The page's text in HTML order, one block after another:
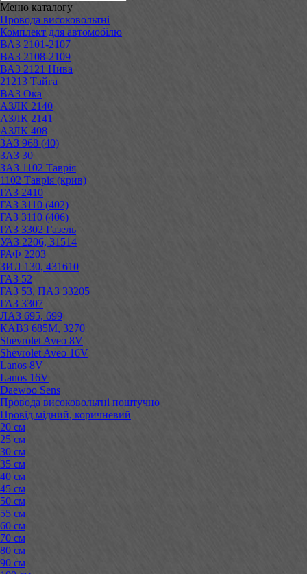
Меню каталогу
Провода високовольтні
Комплект для автомобілю
ВАЗ 2101-2107
ВАЗ 2108-2109
ВАЗ 2121 Нива
21213 Тайга
ВАЗ Ока
АЗЛК 2140
АЗЛК 2141
АЗЛК 408
ЗАЗ 968 (40)
ЗАЗ 30
ЗАЗ 1102 Таврія
1102 Таврія (крив)
ГАЗ 2410
ГАЗ 3110 (402)
ГАЗ 3110 (406)
ГАЗ 3302 Газель
УАЗ 2206, 31514
РАФ 2203
ЗИЛ 130, 431610
ГАЗ 52
ГАЗ 53, ПАЗ 33205
ГАЗ 3307
ЛАЗ 695, 699
КАВЗ 685М, 3270
Shevrolet Aveo 8V
Shevrolet Aveo 16V
Lanos 8V
Lanos 16V
Daewoo Sens
Провода високовольтні поштучно
Провід мідний, коричневий
20 см
25 см
30 см
35 см
40 см
45 см
50 см
55 см
60 см
70 см
80 см
90 см